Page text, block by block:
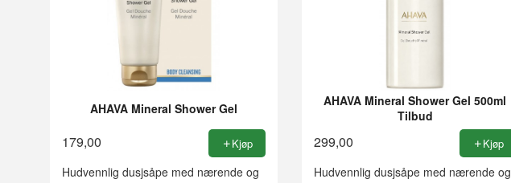
AHAVA Mineral Shower Gel
179,00 Kjøp
Hudvennlig dusjsåpe med nærende og
AHAVA Mineral Shower Gel 500ml
Tilbud
299,00 Kjøp
Hudvennlig dusjsåpe med nærende og